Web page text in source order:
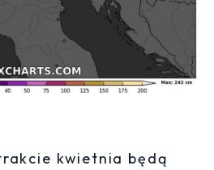
kwietnia będą